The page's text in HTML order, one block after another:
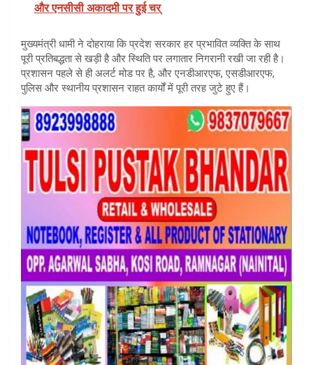
और एनसीसी अकादमी पर हुई चर्
मुख्यमंत्री धामी ने दोहराया कि प्रदेश सरकार हर प्रभावित व्यक्ति के साथ
पूरी प्रतिबद्धता से खड़ी है और स्थिति पर लगातार निगरानी रखी जा रही है।
प्रशासन पहले से ही अलर्ट मोड पर है, और एनडीआरएफ, एसडीआरएफ,
पुलिस और स्थानीय प्रशासन राहत कार्यों में पूरी तरह जुटे हुए हैं।